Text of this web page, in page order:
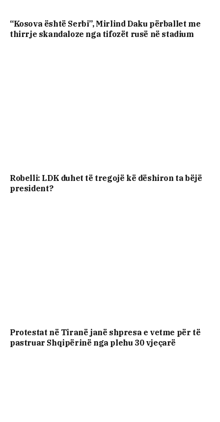
“Kosova është Serbi”, Mirlind Daku përballet me
thirrje skandaloze nga tifozët rusë në stadium
Robelli: LDK duhet të tregojë kë dëshiron ta bëjë
president?
Protestat në Tiranë janë shpresa e vetme për të
pastruar Shqipërinë nga plehu 30 vjeçarë